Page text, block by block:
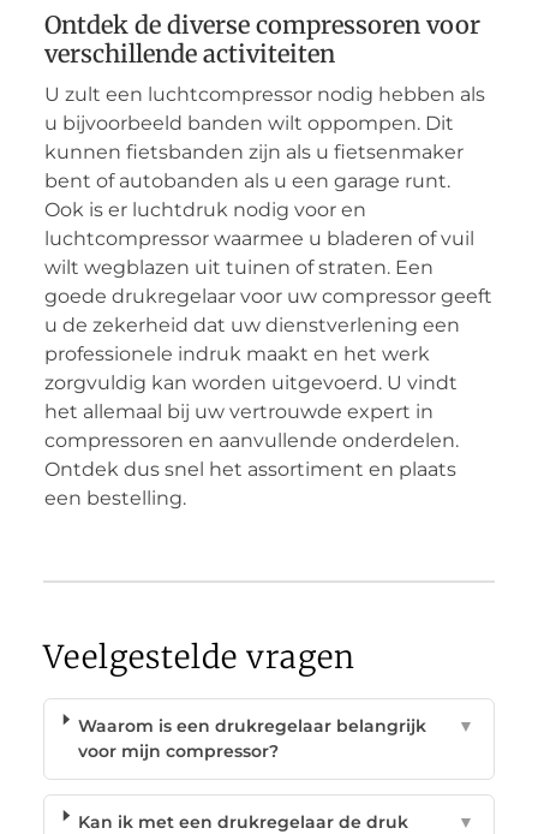
Ontdek de diverse compressoren voor
verschillende activiteiten
U zult een luchtcompressor nodig hebben als
u bijvoorbeeld banden wilt oppompen. Dit
kunnen fietsbanden zijn als u fietsenmaker
bent of autobanden als u een garage runt.
Ook is er luchtdruk nodig voor en
luchtcompressor waarmee u bladeren of vuil
wilt wegblazen uit tuinen of straten. Een
goede drukregelaar voor uw compressor geeft
u de zekerheid dat uw dienstverlening een
professionele indruk maakt en het werk
zorgvuldig kan worden uitgevoerd. U vindt
het allemaal bij uw vertrouwde expert in
compressoren en aanvullende onderdelen.
Ontdek dus snel het assortiment en plaats
een bestelling.
Veelgestelde vragen
Waarom is een drukregelaar belangrijk
voor mijn compressor?
▼
Kan ik met een drukregelaar de druk
▼